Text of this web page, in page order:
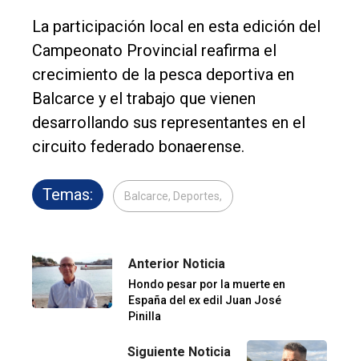
La participación local en esta edición del
Campeonato Provincial reafirma el
crecimiento de la pesca deportiva en
Balcarce y el trabajo que vienen
desarrollando sus representantes en el
circuito federado bonaerense.
Temas: Balcarce, Deportes,
Anterior Noticia
Hondo pesar por la muerte en
España del ex edil Juan José
Pinilla
Siguiente Noticia